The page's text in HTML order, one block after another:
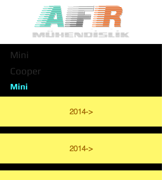
Mini
Cooper
Mini
2014->
2014->